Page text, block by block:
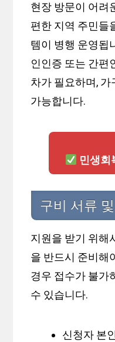
현장 방문이 어려
편한 지역 주민들
템이 병행 운영됩
인인증 또는 간편
차가 필요하며,
가능합니다.
민생회
구비 서류
지원을 받기 위해
을 반드시 준비해
경우 접수가 불가
수 있습니다.
신청자 본